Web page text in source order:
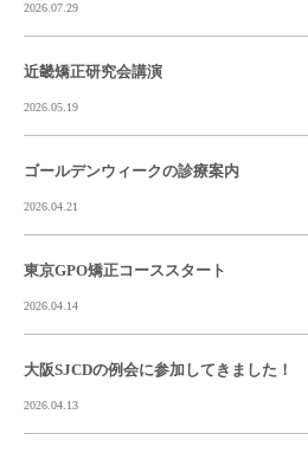
2026.07.29
近畿矯正研究会講演
2026.05.19
ゴールデンウィークの診療案内
2026.04.21
東京GPO矯正コーススタート
2026.04.14
大阪SJCDの例会に参加してきました！
2026.04.13